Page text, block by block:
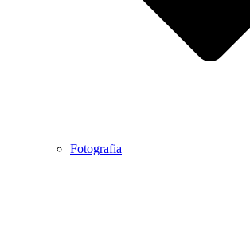
Fotografia